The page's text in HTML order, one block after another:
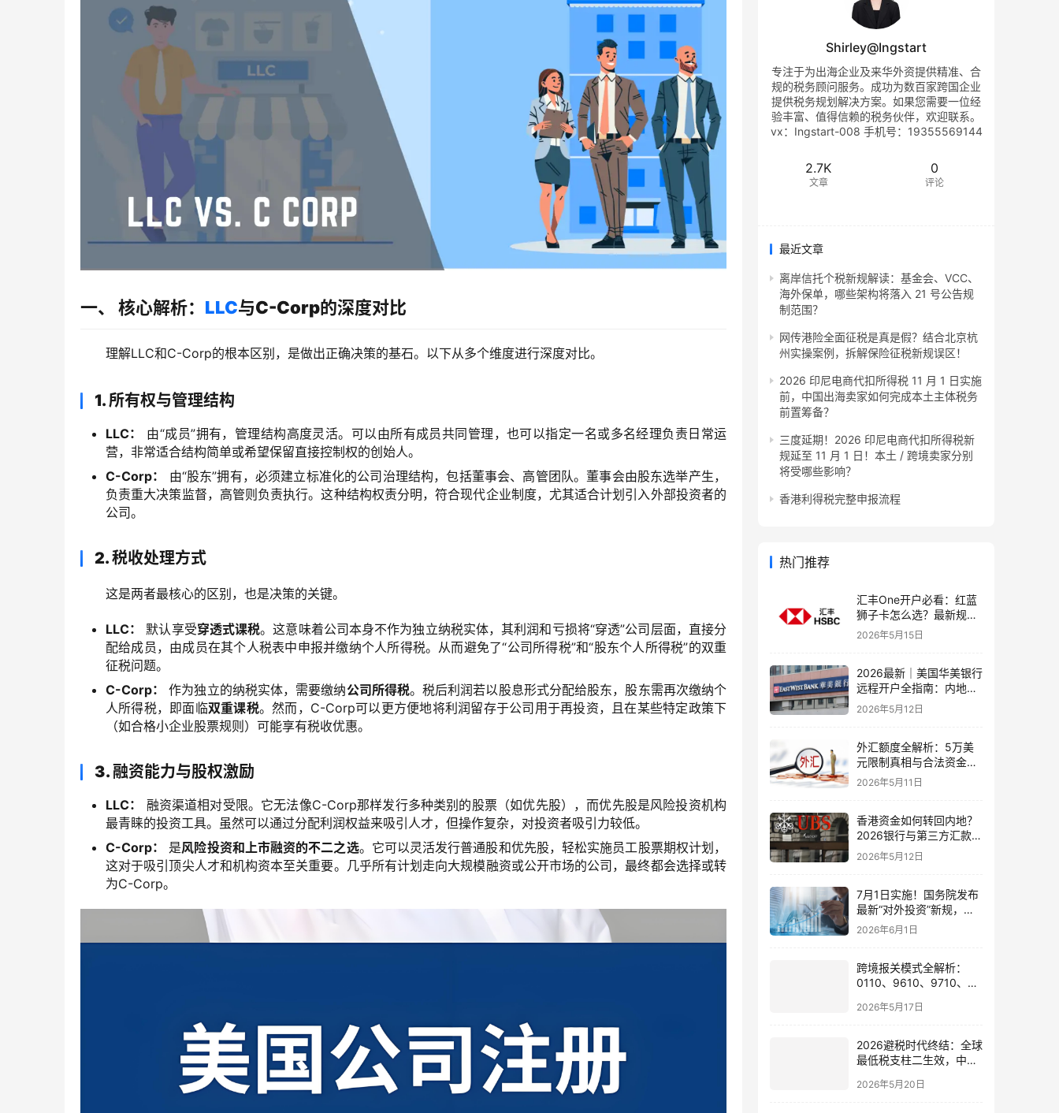
一、 核心解析： LLC与C-Corp的深度对比
理解LLC和C-Corp的根本区别，是做出正确决策的基石。以下从多个维度进行深度对比。
1. 所有权与管理结构
LLC：
由“成员”拥有，管理结构高度灵活。可以由所有成员共同管理，也可以指定一名或多名经理负责日常运
营，非常适合结构简单或希望保留直接控制权的创始人。
C-Corp：
由“股东”拥有，必须建立标准化的公司治理结构，包括董事会、高管团队。董事会由股东选举产生，
负责重大决策监督，高管则负责执行。这种结构权责分明，符合现代企业制度，尤其适合计划引入外部投资者的
公司。
2. 税收处理方式
这是两者最核心的区别，也是决策的关键。
LLC： 默认享受穿透式课税。这意味着公司本身不作为独立纳税实体，其利润和亏损将“穿透”公司层面，直接分
配给成员，由成员在其个人税表中申报并缴纳个人所得税。从而避免了“公司所得税”和“股东个人所得税”的双重
征税问题。
C-Corp：
作为独立的纳税实体，需要缴纳公司所得税。税后利润若以股息形式分配给股东，股东需再次缴纳个
人所得税，即面临双重课税。然而，C-Corp可以更方便地将利润留存于公司用于再投资，且在某些特定政策下
（如合格小企业股票规则）可能享有税收优惠。
3. 融资能力与股权激励
LLC：
融资渠道相对受限。它无法像C-Corp那样发行多种类别的股票（如优先股），而优先股是风险投资机构
最青睐的投资工具。虽然可以通过分配利润权益来吸引人才，但操作复杂，对投资者吸引力较低。
C-Corp：
是风险投资和上市融资的不二之选。它可以灵活发行普通股和优先股，轻松实施员工股票期权计划，
这对于吸引顶尖人才和机构资本至关重要。几乎所有计划走向大规模融资或公开市场的公司，最终都会选择或转
为C-Corp。
Shirley@Ingstart
专注于为出海企业及来华外资提供精准、合
规的税务顾问服务。成功为数百家跨国企业
提供税务规划解决方案。如果您需要一位经
验丰富、值得信赖的税务伙伴，欢迎联系。
vx：Ingstart-008 手机号：19355569144
2.7K
文章
0
评论
最近文章
离岸信托个税新规解读：基金会、VCC、
海外保单，哪些架构将落入 21 号公告规
制范围？
网传港险全面征税是真是假？结合北京杭
州实操案例，拆解保险征税新规误区！
2026 印尼电商代扣所得税 11 月 1 日实施
前，中国出海卖家如何完成本土主体税务
前置筹备？
三度延期！2026 印尼电商代扣所得税新
规延至 11 月 1 日！本土 / 跨境卖家分别
将受哪些影响？
香港利得税完整申报流程
热门推荐
汇丰One开户必看：红蓝
狮子卡怎么选？最新规则
+补办攻略+5个避坑指南
2026年5月15日
2026最新｜美国华美银行
远程开户全指南：内地居
民足不出户办理美股与跨
境账户实操解析
2026年5月12日
外汇额度全解析：5万美
元限制真相与合法资金出
境通道
2026年5月11日
香港资金如何转回内地？
2026银行与第三方汇款全
攻略
2026年5月12日
7月1日实施！国务院发布
最新“对外投资”新规，炒
股、出海、海外资产配置
2026年6月1日
跨境报关模式全解析：
0110、9610、9710、
别与最佳应用场景
2026年5月17日
2026避税时代终结：全球
最低税支柱二生效，中国
策略
2026年5月20日